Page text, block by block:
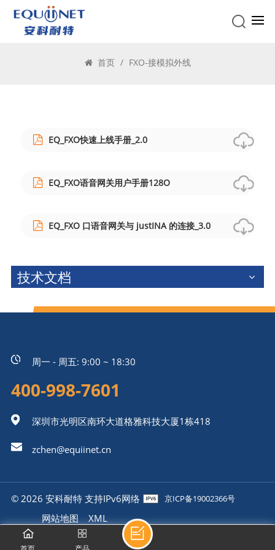
FXO-接模拟外线
首页 / FXO-接模拟外线
EQ_FXO快速上线手册_2.0
EQ_FXO语音网关用户手册128O
EQ_FXO 口语音网关与 justINA 的连接_3.0
技术文档
周一 - 周五: 9:00 ~ 18:30
400-998-7601
深圳市光明区南环大道格雅科技大厦1栋418
zchen@equiinet.cn
© 2026 安科耐特 支持IPv6网络 京ICP备19002366号
网站地图
XML
隐私政策